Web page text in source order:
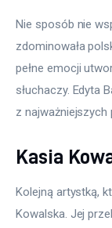
Nie sposób nie
zdominowała
pełne emocji
słuchaczy. Edyta
z
Kasia
Kolejną artystką,
Kowalska. Jej